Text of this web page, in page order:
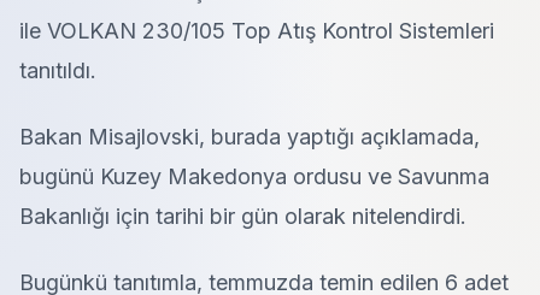
ile VOLKAN 230/105 Top Atış Kontrol Sistemleri
tanıtıldı.
Bakan Misajlovski, burada yaptığı açıklamada,
bugünü Kuzey Makedonya ordusu ve Savunma
Bakanlığı için tarihi bir gün olarak nitelendirdi.
Bugünkü tanıtımla, temmuzda temin edilen 6 adet